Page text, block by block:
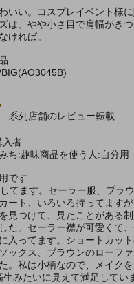
いい。コスプレイベント様に
は、やや小さ目で肩幅がきつ
ければ。
系列店舗のレビュー転載
入者
ち:趣味商品を使う人:自分用
です
てます。セーラー服、ブラ
ート、いろいろ持ってます
見つけて、見たことがある
た。セーラー襟が可愛くて
入ってます。ショートカッ
ックス、ブラウンのローフ
。私は小柄なので、メイク
生みたいに見えて満足してい